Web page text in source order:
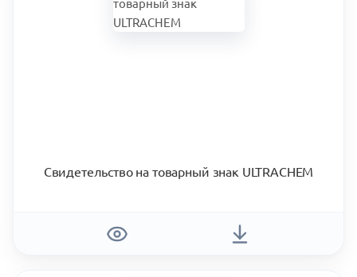
Свидетельство на товарный знак ULTRACHEM